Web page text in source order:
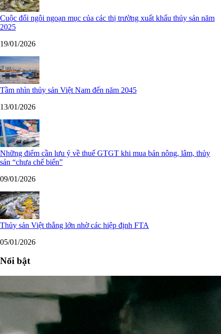
Cuộc đổi ngôi ngoạn mục của các thị trường xuất khẩu thủy sản năm
2025
19/01/2026
Tầm nhìn thủy sản Việt Nam đến năm 2045
13/01/2026
Những điểm cần lưu ý về thuế GTGT khi mua bán nông, lâm, thủy
sản “chưa chế biến”
09/01/2026
Thủy sản Việt thắng lớn nhờ các hiệp định FTA
05/01/2026
Nổi bật